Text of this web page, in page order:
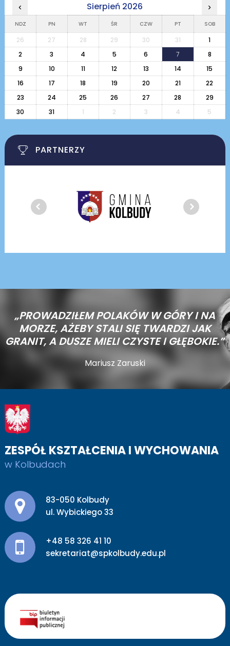
‹ Sierpień 2026 ›
NDZ PN WT ŚR CZW PT SOB
26 27 28 29 30 31
1
2
3 4 5 6 7
8
9
10 11 12 13 14
15
16
17 18 19 20 21
22
23
24 25 26 27 28
29
30
31 1 2 3 4 5
PARTNERZY
„PROWADZIŁEM POLAKÓW W GÓRY I NA
MORZE,AŻEBY STALI SIĘ TWARDZI JAK
GRANIT, A DUSZE MIELI CZYSTE I GŁĘBOKIE.”
Mariusz Zaruski
ZESPÓŁ KSZTAŁCENIA I WYCHOWANIA
w Kolbudach
Adres pocztowy:
83-050 Kolbudy
ul. Wybickiego 33
+48 58 326 41 10
sekretariat@spkolbudy.edu.pl